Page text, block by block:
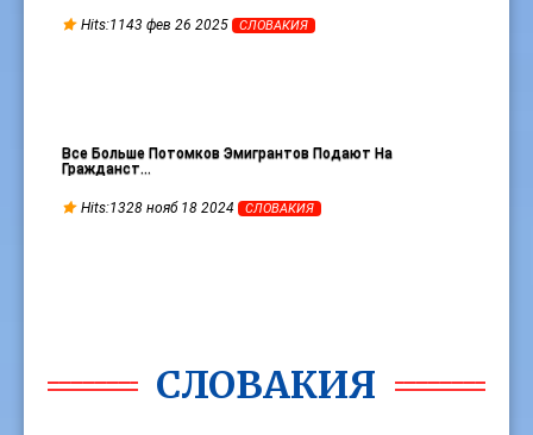
Hits:1143 фев 26 2025 СЛОВАКИЯ
Все Больше Потомков Эмигрантов Подают На
Гражданст…
Hits:1328 нояб 18 2024 СЛОВАКИЯ
СЛОВАКИЯ